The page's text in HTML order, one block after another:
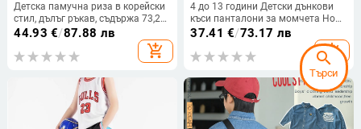
Детска памучна риза в корейски
стил, дълъг ръкав, съдържа 73,2%
памук, печат с букви, меко
44.93 €/87.88 лв
add_shopping_cart
4 до 13 години Детски дънкови
къси панталони за момчета Нови
летни ежедневни детски момчета
Дънки Къси панталони Памучни
дишащи меки детски панталони
37.41 €/73.17 лв
add_shopping_cart
search
Търси